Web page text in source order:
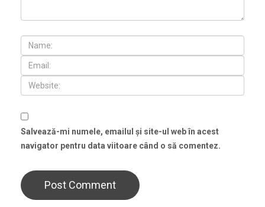
Salvează-mi numele, emailul și site-ul web în acest
navigator pentru data viitoare când o să comentez.